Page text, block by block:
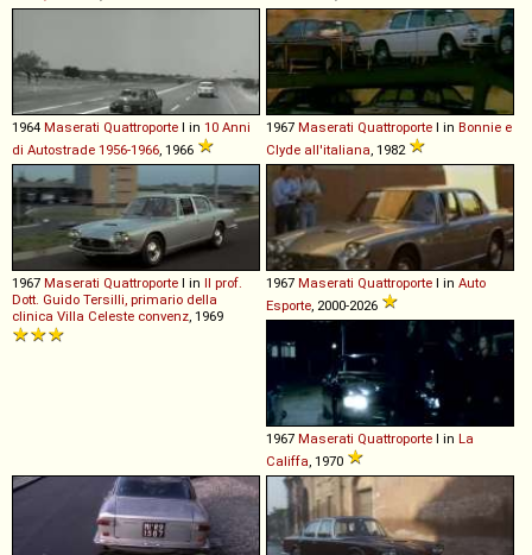
1964 Maserati Quattroporte I in 10 Anni
di Autostrade 1956-1966 , 1966
1967 Maserati Quattroporte I in Bonnie e
Clyde all'italiana , 1982
1967 Maserati Quattroporte I in Il prof.
Dott. Guido Tersilli, primario della
clinica Villa Celeste convenz , 1969
1967 Maserati Quattroporte I in Auto
Esporte , 2000-2026
1967 Maserati Quattroporte I in La
Califfa , 1970